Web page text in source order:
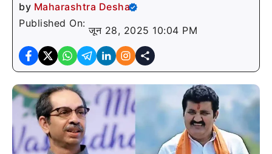
by Maharashtra Desha
Published On:
जून 28, 2025 10:04 PM